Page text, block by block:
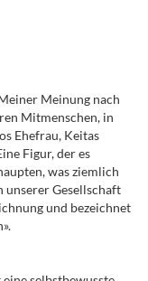
Meinung nach
Mitmenschen, in
Ehefrau, Keitas
Figur, der es
was ziemlich
unserer Gesellschaft
und bezeichnet